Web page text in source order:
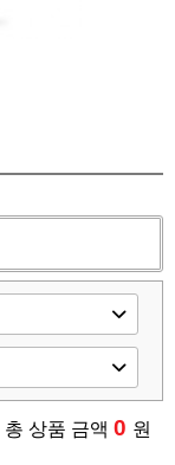
총 상품 금액 0 원